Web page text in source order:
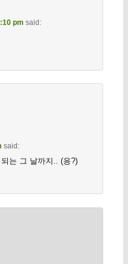
pm said:
said:
는 그 날까지.. (응?)